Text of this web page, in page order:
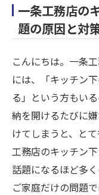
一条工務店の
題の原因と対
こんにちは。一条
には、「キッチン
る」という方もい
納を開けるたびに
けてしまうと、と
工務店のキッチン
話題になるほど多
ご家庭だけの問題